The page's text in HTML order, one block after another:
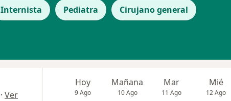
Internista Pediatra Cirujano general
· Ver
Hoy
9 Ago
Mañana
10 Ago
Mar
11 Ago
Mié
12 Ago